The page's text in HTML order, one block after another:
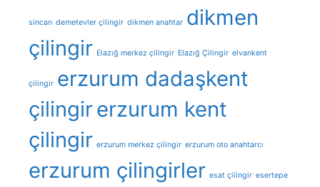
sincan demetevler çilingir dikmen anahtar dikmen
çilingir Elazığ merkez çilingir Elazığ Çilingir elvankent
çilingir erzurum dadaşkent
çilingirerzurum kent
çilingir erzurum merkez çilingir erzurum oto anahtarcı
erzurum çilingirler esat çilingir esertepe